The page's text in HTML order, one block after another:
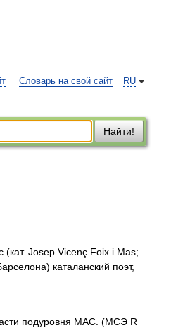
RU
Словарь на свой сайт
Найти!
Josep Vicenç Foix i Mas;
каталанский поэт,
подуровня МАС. (МСЭ R